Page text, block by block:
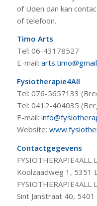
of Uden dan kan
of telefoon.
Timo Arts
Tel: 06-43178527
E-mail:
Fysiotherapie4All
Tel: 076-5657133
Tel: 0412-404035
E-mail:
Website:
Contactgegevens
FYSIOTHERAPIE4ALL
Koolzaadweg 1, 5351
FYSIOTHERAPIE4ALL
Sint Janstraat 40, 5401